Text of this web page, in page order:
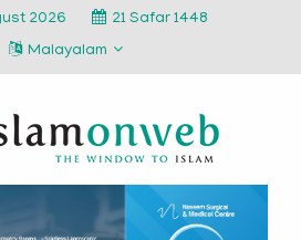
2026
21 Safar 1448
Malayalam